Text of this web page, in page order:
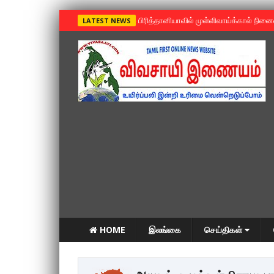
LATEST NEWS »பிரித்தானியாவில் முள்ளிவாய்க்கால்
HOME இலங்கை செய்திகள்